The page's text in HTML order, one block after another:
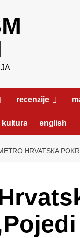
recenzije
kultura english
HRVATSKA